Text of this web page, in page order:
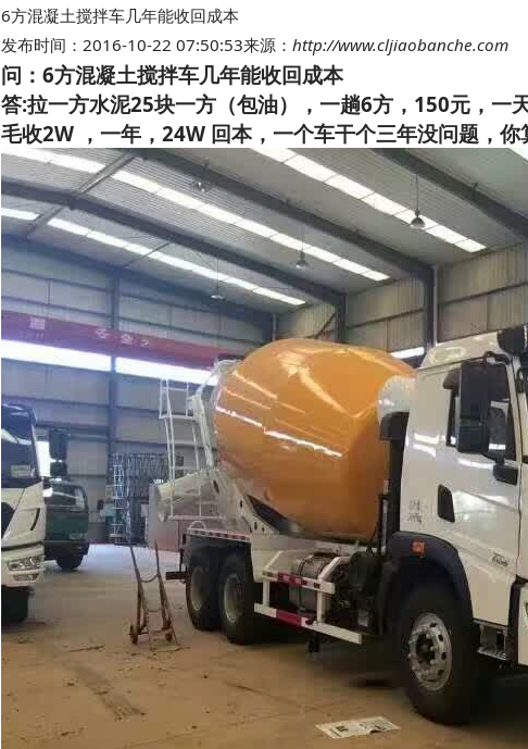
6方混凝土搅拌车几年能收回成本
发布时间：2016-10-22 07:50:53来源： http://www.cljiaobanche.com
问：6方混凝土搅拌车几年能收回成本
答:拉一方水泥25块一方（包油），一趟6方，150元，
毛收2W ，一年，24W 回本，一个车干个三年没问题，